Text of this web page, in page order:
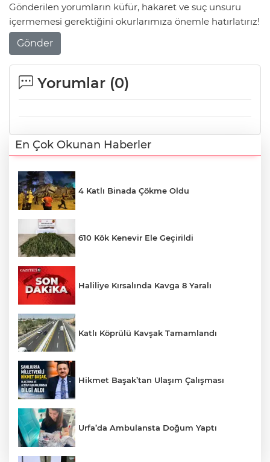
Gönderilen yorumların küfür, hakaret ve suç unsuru
içermemesi gerektiğini okurlarımıza önemle hatırlatırız!
Gönder
Yorumlar (0)
En Çok Okunan Haberler
4 Katlı Binada Çökme Oldu
610 Kök Kenevir Ele Geçirildi
Haliliye Kırsalında Kavga 8 Yaralı
Katlı Köprülü Kavşak Tamamlandı
Hikmet Başak’tan Ulaşım Çalışması
Urfa’da Ambulansta Doğum Yaptı